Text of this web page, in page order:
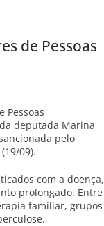
de Pessoas
Pessoas
deputada Marina
pelo
09).
com a doença,
prolongado. Entre
familiar, grupos